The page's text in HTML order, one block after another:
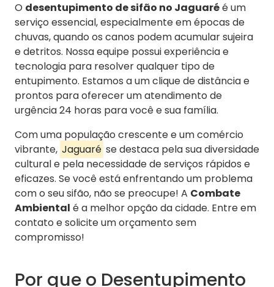
O desentupimento de sifão no Jaguaréé um
serviço essencial, especialmente em épocas de
chuvas, quando os canos podem acumular sujeira
e detritos. Nossa equipe possui experiência e
tecnologia para resolver qualquer tipo de
entupimento. Estamos a um clique de distância e
prontos para oferecer um atendimento de
urgência 24 horas para você e sua família.
Com uma população crescente e um comércio
vibrante, Jaguaré se destaca pela sua diversidade
cultural e pela necessidade de serviços rápidos e
eficazes. Se você está enfrentando um problema
com o seu sifão, não se preocupe! A Combate
Ambiental é a melhor opção da cidade. Entre em
contato e solicite um orçamento sem
compromisso!
Por que o Desentupimento